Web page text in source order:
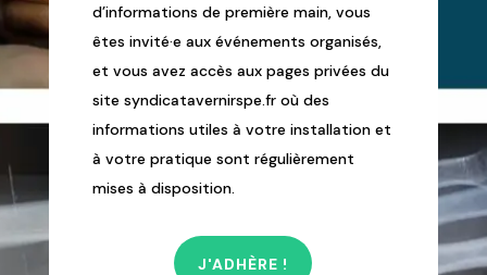
d’informations de première main, vous
êtes invité·e aux événements organisés,
et vous avez accès aux pages privées du
site syndicatavernirspe.fr où des
informations utiles à votre installation et
à votre pratique sont régulièrement
mises à disposition.
J'ADHÈRE !